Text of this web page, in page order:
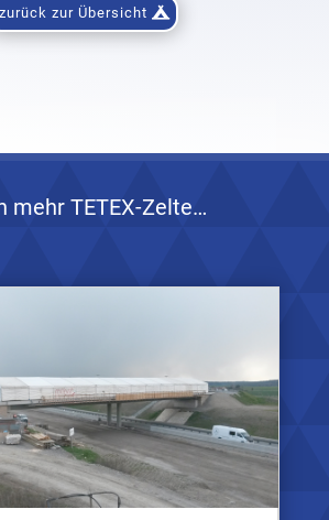
zurück zur Übersicht
mehr TETEX-Zelte…